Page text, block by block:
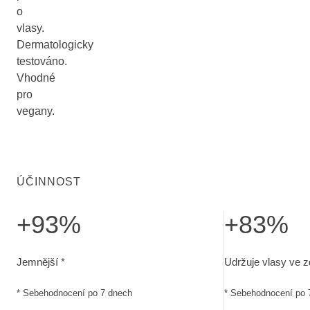
o
vlasy.
Dermatologicky
testováno.
Vhodné
pro
vegany.
ÚČINNOST
+93%
Jemnější *
* Sebehodnocení po 7 dnech
+83%
Udržuje vlasy ve
* Sebehodnocení po